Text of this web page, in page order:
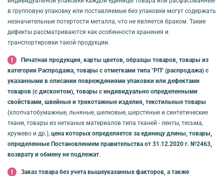
в групповую упаковку или поставляемые без упаковки могут содержать
незначительные потертости металла, что не является браком. Такие
дефекты рассматриваются как особенности хранения и
транспортировки такой продукции.
Печатная продукция, карты цветов, образцы товаров, товары из
категории Распродажа, товары с отметками типа "РП" (распродажа) с
указанными в описании повреждениями упаковки или дефектами
товаров (с дисконтом), товары с индивидуально определенными
свойствами, швейные и трикотажные изделия, текстильные товары
(хлопчатобумажные, льняные, шелковые, шерстяные и синтетические
ткани, товары из нетканых материалов типа тканей - ленты, тесьма,
кружево и др.), цена которых определяется за единицу длины, товары,
определенные Постановлением правительства от 31.12.2020 г. №2463,
возврату и обмену не подлежат.
Заказ товара без учета вышеуказанных факторов, а также